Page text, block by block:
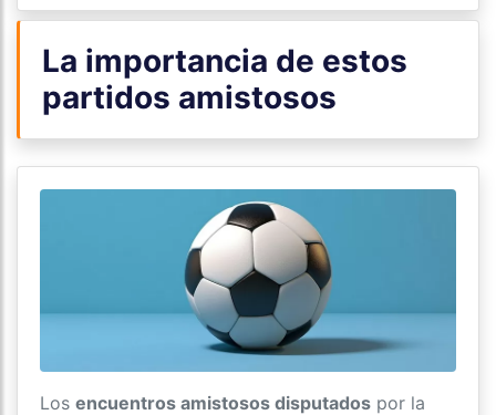
La importancia de estos
partidos amistosos
Los encuentros amistosos disputados por la